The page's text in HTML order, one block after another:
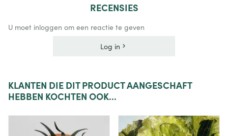
RECENSIES
U moet inloggen om een reactie te geven
Log in
KLANTEN DIE DIT PRODUCT AANGESCHAFT
HEBBEN KOCHTEN OOK...